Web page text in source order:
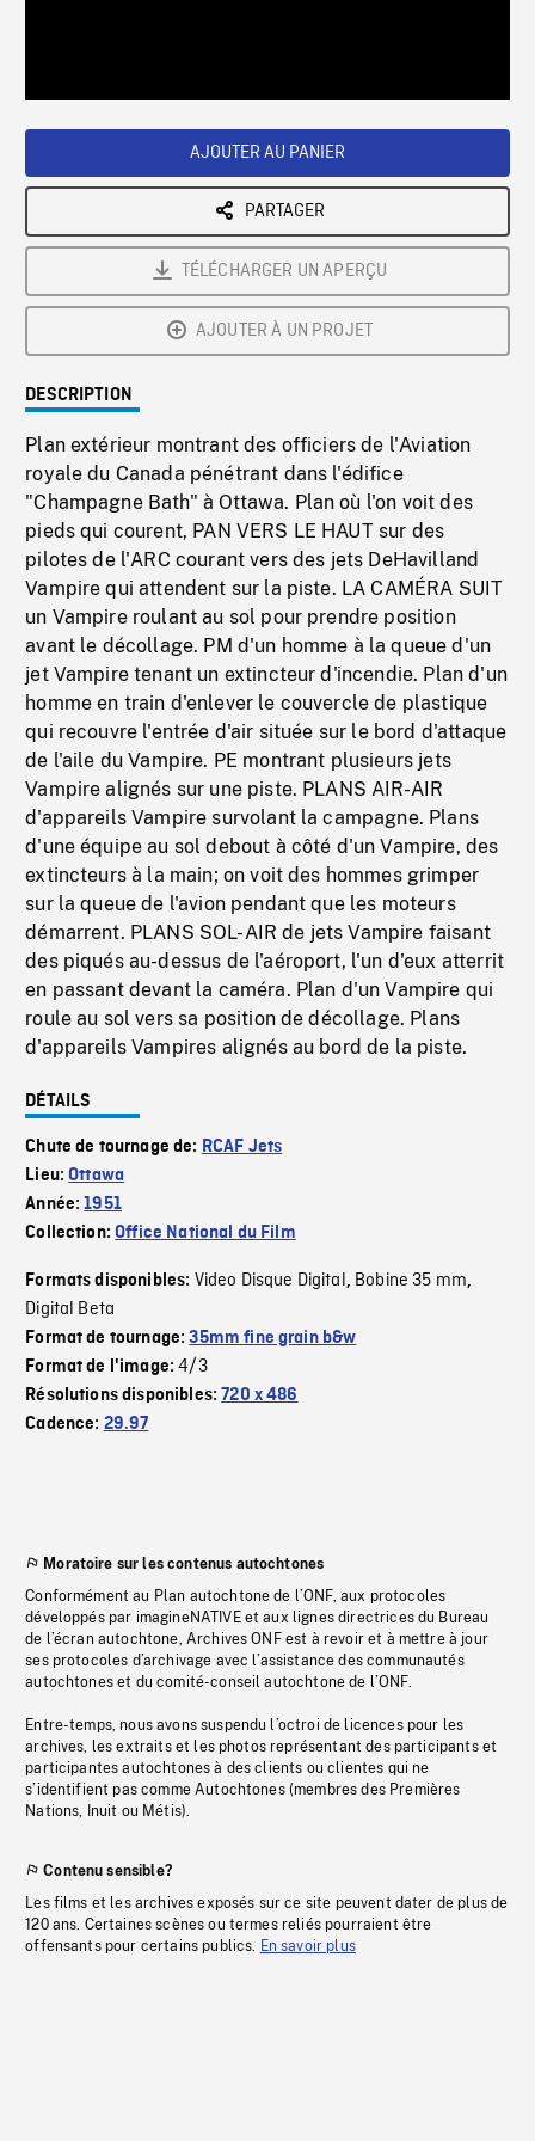
AJOUTER AU PANIER
PARTAGER
TÉLÉCHARGER UN APERÇU
AJOUTER À UN PROJET
DESCRIPTION
Plan extérieur montrant des officiers de l'Aviation
royale du Canada pénétrant dans l'édifice
"Champagne Bath" à Ottawa. Plan où l'on voit des
pieds qui courent, PAN VERS LE HAUT sur des
pilotes de l'ARC courant vers des jets DeHavilland
Vampire qui attendent sur la piste. LA CAMÉRA SUIT
un Vampire roulant au sol pour prendre position
avant le décollage. PM d'un homme à la queue d'un
jet Vampire tenant un extincteur d'incendie. Plan d'un
homme en train d'enlever le couvercle de plastique
qui recouvre l'entrée d'air située sur le bord d'attaque
de l'aile du Vampire. PE montrant plusieurs jets
Vampire alignés sur une piste. PLANS AIR-AIR
d'appareils Vampire survolant la campagne. Plans
d'une équipe au sol debout à côté d'un Vampire, des
extincteurs à la main; on voit des hommes grimper
sur la queue de l'avion pendant que les moteurs
démarrent. PLANS SOL-AIR de jets Vampire faisant
des piqués au-dessus de l'aéroport, l'un d'eux atterrit
en passant devant la caméra. Plan d'un Vampire qui
roule au sol vers sa position de décollage. Plans
d'appareils Vampires alignés au bord de la piste.
DÉTAILS
Chute de tournage de: RCAF Jets
Lieu:Ottawa
Année:1951
Collection:Office National du Film
Formats disponibles: Video Disque Digital, Bobine 35 mm,
Digital Beta
Format de tournage:35mm fine grain b&w
Format de l'image:4/3
Résolutions disponibles:720 x 486
Cadence: 29.97
Moratoire sur les contenus autochtones
Conformément au Plan autochtone de l’ONF, aux protocoles
développés par imagineNATIVE et aux lignes directrices du Bureau
de l’écran autochtone, Archives ONF est à revoir et à mettre à jour
ses protocoles d’archivage avec l’assistance des communautés
autochtones et du comité-conseil autochtone de l’ONF.
Entre-temps, nous avons suspendu l’octroi de licences pour les
archives, les extraits et les photos représentant des participants et
participantes autochtones à des clients ou clientes qui ne
s’identifient pas comme Autochtones (membres des Premières
Nations, Inuit ou Métis).
Contenu sensible?
Les films et les archives exposés sur ce site peuvent dater de plus de
120 ans. Certaines scènes ou termes reliés pourraient être
offensants pour certains publics. En savoir plus